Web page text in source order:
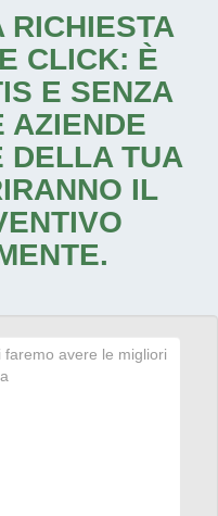
RICHIESTA
CLICK: È
E SENZA
AZIENDE
DELLA TUA
IL